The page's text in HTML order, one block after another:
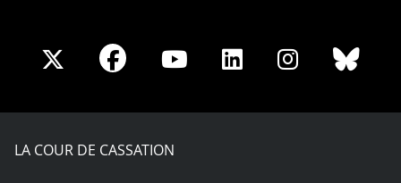
Share
X
Share
Facebook
Share
Youtube
Share
LinkedIn
Share
Instagram
LA COUR DE CASSATION